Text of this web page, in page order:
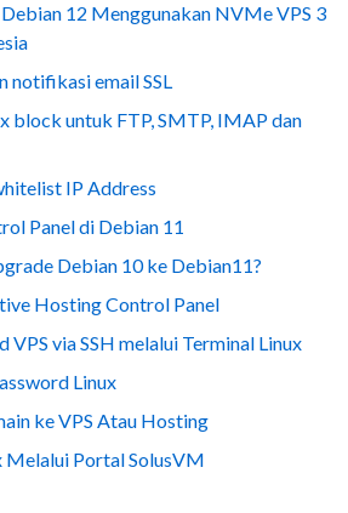
12 Menggunakan NVMe VPS 3
notifikasi email SSL
block untuk FTP, SMTP, IMAP dan
IP Address
Panel di Debian 11
Debian 10 ke Debian11?
Hosting Control Panel
VPS via SSH melalui Terminal Linux
Linux
ke VPS Atau Hosting
Melalui Portal SolusVM